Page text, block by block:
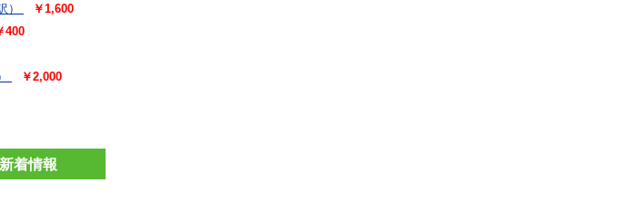
￥1,600
400
￥2,000
新着情報